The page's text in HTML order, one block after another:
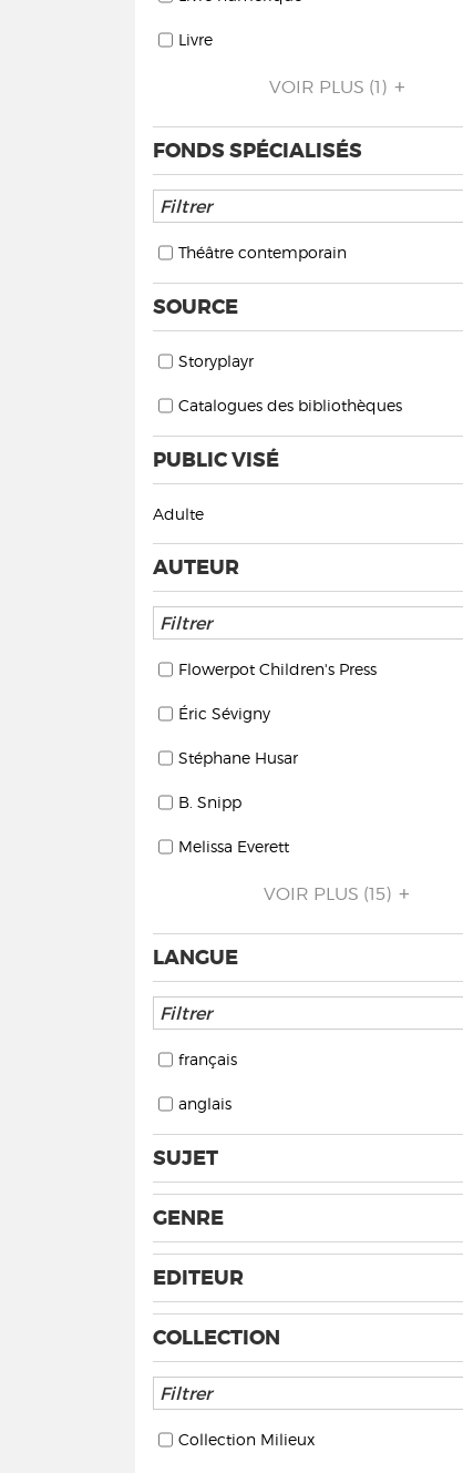
Livre
VOIR PLUS (1)
FONDS SPÉCIALISÉS
Théâtre contemporain
SOURCE
Storyplayr
Catalogues des bibliothèques
PUBLIC VISÉ
Adulte
AUTEUR
Flowerpot Children's Press
Éric Sévigny
Stéphane Husar
B. Snipp
Melissa Everett
VOIR PLUS (15)
LANGUE
français
anglais
SUJET
GENRE
EDITEUR
COLLECTION
Collection Milieux